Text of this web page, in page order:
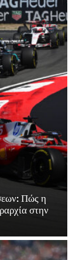
Πώς η
στην